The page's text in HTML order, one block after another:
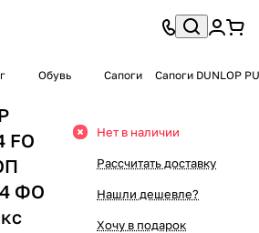
Обувь Сапоги Сапоги DUNLOP
FO
ФО
Нет в наличии
Рассчитать доставку
Нашли дешевле?
Хочу в подарок